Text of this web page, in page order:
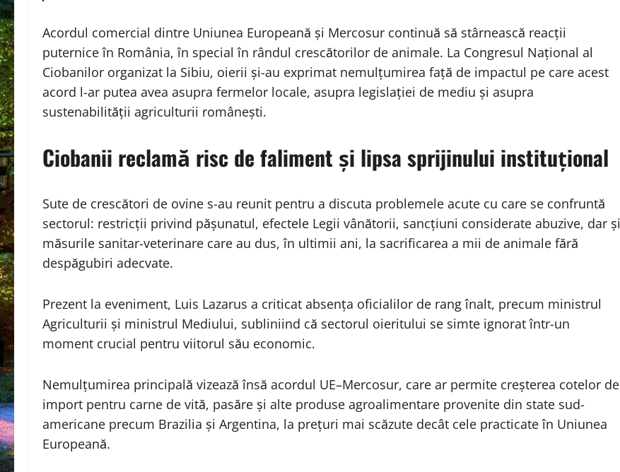
Acordul comercial dintre Uniunea Europeană și Mercosur continuă să stârnească reacții
puternice în România, în special în rândul crescătorilor de animale. La Congresul Național al
Ciobanilor organizat la Sibiu, oierii și-au exprimat nemulțumirea față de impactul pe care acest
acord l-ar putea avea asupra fermelor locale, asupra legislației de mediu și asupra
sustenabilității agriculturii românești.
Ciobanii reclamă risc de faliment și lipsa sprijinului instituțional
Sute de crescători de ovine s-au reunit pentru a discuta problemele acute cu care se confruntă
sectorul: restricții privind pășunatul, efectele Legii vânătorii, sancțiuni considerate abuzive, dar și
măsurile sanitar-veterinare care au dus, în ultimii ani, la sacrificarea a mii de animale fără
despăgubiri adecvate.
Prezent la eveniment, Luis Lazarus a criticat absența oficialilor de rang înalt, precum ministrul
Agriculturii și ministrul Mediului, subliniind că sectorul oieritului se simte ignorat într-un
moment crucial pentru viitorul său economic.
Nemulțumirea principală vizează însă acordul UE–Mercosur, care ar permite creșterea cotelor de
import pentru carne de vită, pasăre și alte produse agroalimentare provenite din state sud-
americane precum Brazilia și Argentina, la prețuri mai scăzute decât cele practicate în Uniunea
Europeană.